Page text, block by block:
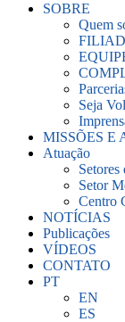
SOBRE
Quem
Seja
MISSÕES E
Atuação
Setores
Setor
Centro
NOTÍCIAS
Publicações
VÍDEOS
CONTATO
PT
EN
ES